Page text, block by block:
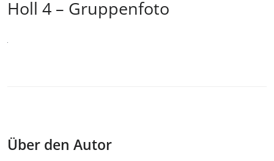
Holl 4 – Gruppenfoto
Über den Autor